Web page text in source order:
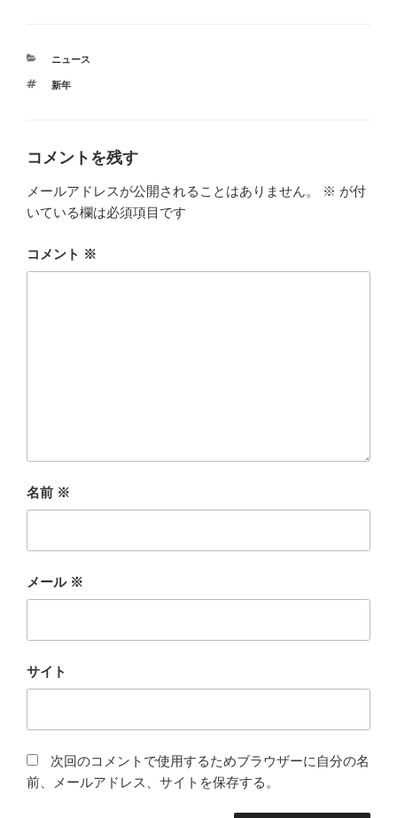
カ
ゴ
ニュース
タ
新年
コメントを残す
メールアドレスが公開されることはありません。 ※ が付
いている欄は必須項目です
コメント ※
名前 ※
メール ※
サイト
次回のコメントで使用するためブラウザーに自分の名
前、メールアドレス、サイトを保存する。